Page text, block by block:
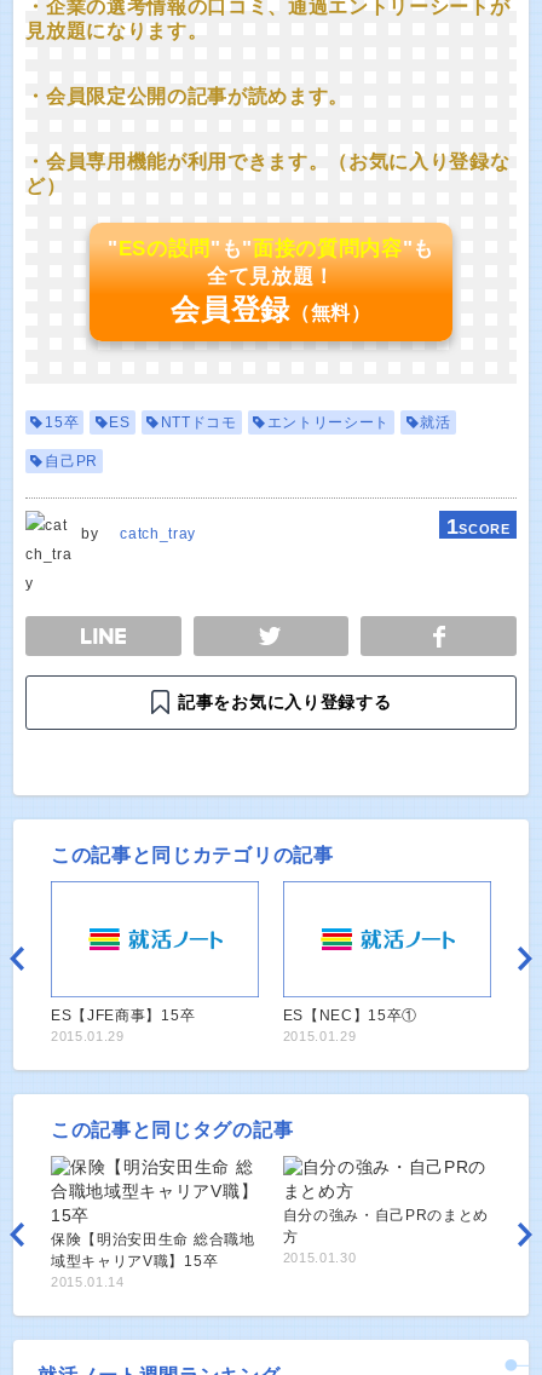
・企業の選考情報の口コミ、通過エントリーシートが
見放題になります。
・会員限定公開の記事が読めます。
・会員専用機能が利用できます。（お気に入り登録な
ど）
"ESの設問"も"面接の質問内容"も
全て見放題！
会員登録 （無料）
15卒 ES NTTドコモ エントリーシート 就活
自己PR
by catch_tray 1SCORE
TWEET
記事をお気に入り登録する
この記事と同じカテゴリの記事
ES【JFE商事】15卒
2015.01.29
ES【NEC】15卒①
2015.01.29
この記事と同じタグの記事
保険【明治安田生命 総合職地
域型キャリアV職】15卒
2015.01.14
自分の強み・自己PRのまとめ
方
2015.01.30